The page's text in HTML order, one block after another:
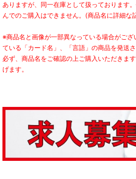
ありますが、同一在庫として扱っております
んでのご購入はできません。(商品名に詳細な
※商品名と画像が一部異なっている場合がご
ている「カード名」、「言語」の商品を発送
必ず、商品名をご確認の上ご購入いただきま
げます。